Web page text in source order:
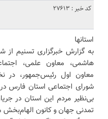
کد خبر : 27613
استانها
به گزارش خبرگزاری تسنیم از
هاشمی، معاون علمی،
معاون اول رئیس‌جمهور، در
بی‌نظیر مردم این استان در
تمدنی جهان و کانون